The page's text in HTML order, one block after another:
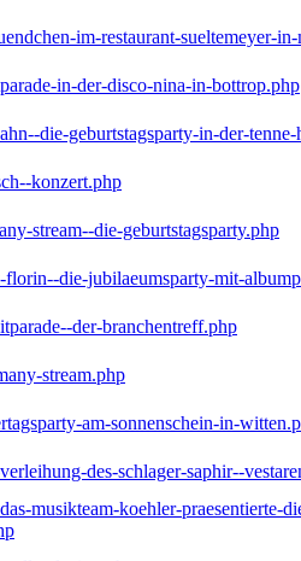
im-restaurant-sueltemeyer-
in-der-disco-nina-in-bottrop.php
die-geburtstagsparty-in-der-tenne-
konzert.php
stream--die-geburtstagsparty.php
florin--die-jubilaeumsparty-mit-
der-branchentreff.php
stream.php
am-sonnenschein-in-
des-schlager-saphir--
musikteam-koehler-praesentierte-